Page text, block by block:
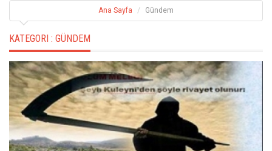
Ana Sayfa Gündem
KATEGORI : GÜNDEM